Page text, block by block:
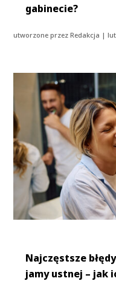
gabinecie?
utworzone przezRedakcja |
Najczęstsze
jamy ustnej – jak